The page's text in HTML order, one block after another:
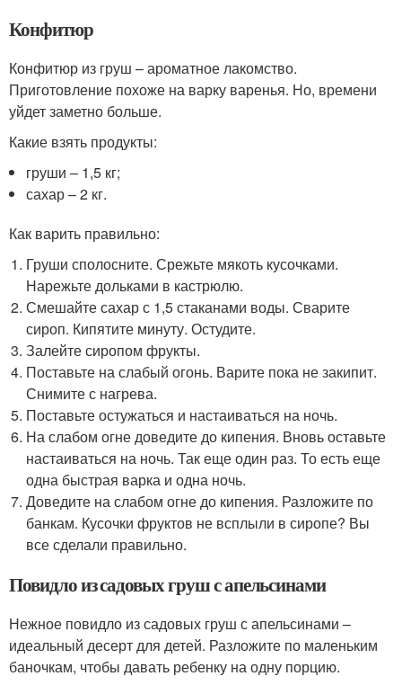
Конфитюр
Конфитюр из груш – ароматное лакомство.
Приготовление похоже на варку варенья. Но, времени
уйдет заметно больше.
Какие взять продукты:
груши – 1,5 кг;
сахар – 2 кг.
Как варить правильно:
Груши сполосните. Срежьте мякоть кусочками.
Нарежьте дольками в кастрюлю.
Смешайте сахар с 1,5 стаканами воды. Сварите
сироп. Кипятите минуту. Остудите.
Залейте сиропом фрукты.
Поставьте на слабый огонь. Варите пока не закипит.
Снимите с нагрева.
Поставьте остужаться и настаиваться на ночь.
На слабом огне доведите до кипения. Вновь оставьте
настаиваться на ночь. Так еще один раз. То есть еще
одна быстрая варка и одна ночь.
Доведите на слабом огне до кипения. Разложите по
банкам. Кусочки фруктов не всплыли в сиропе? Вы
все сделали правильно.
Повидло из садовых груш с апельсинами
Нежное повидло из садовых груш с апельсинами –
идеальный десерт для детей. Разложите по маленьким
баночкам, чтобы давать ребенку на одну порцию.